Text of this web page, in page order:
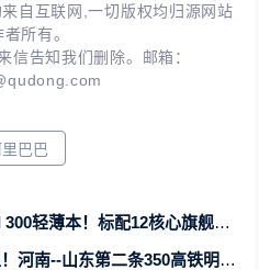
自互联网,一切版权均归源网站
所有。
信告知我们删除。邮箱：
里巴巴
本！标配12核心旗舰、高科技陶瓷铝
南--山东第二条350高铁明日开通